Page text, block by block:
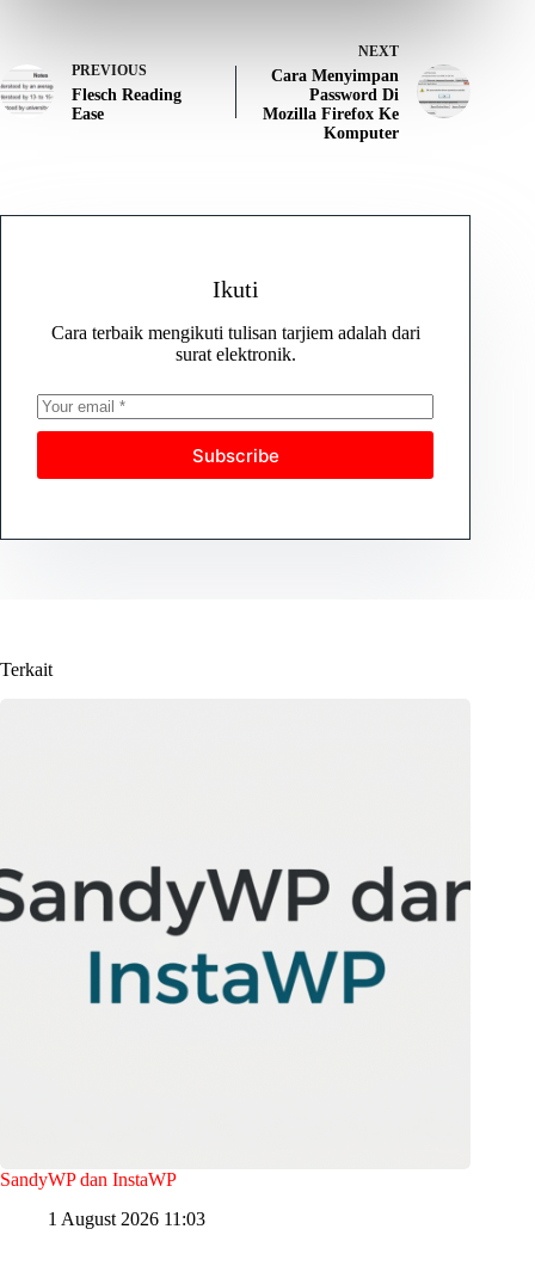
PREVIOUS
Flesch Reading
Ease
NEXT
Cara Menyimpan
Password Di
Mozilla Firefox Ke
Komputer
Ikuti
Cara terbaik mengikuti tulisan tarjiem adalah dari
surat elektronik.
Subscribe
Terkait
SandyWP dan InstaWP
1 August 2026 11:03